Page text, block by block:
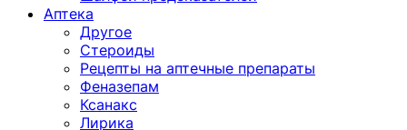
Аптека
Другое
Стероиды
Рецепты на аптечные препараты
Феназепам
Ксанакс
Лирика